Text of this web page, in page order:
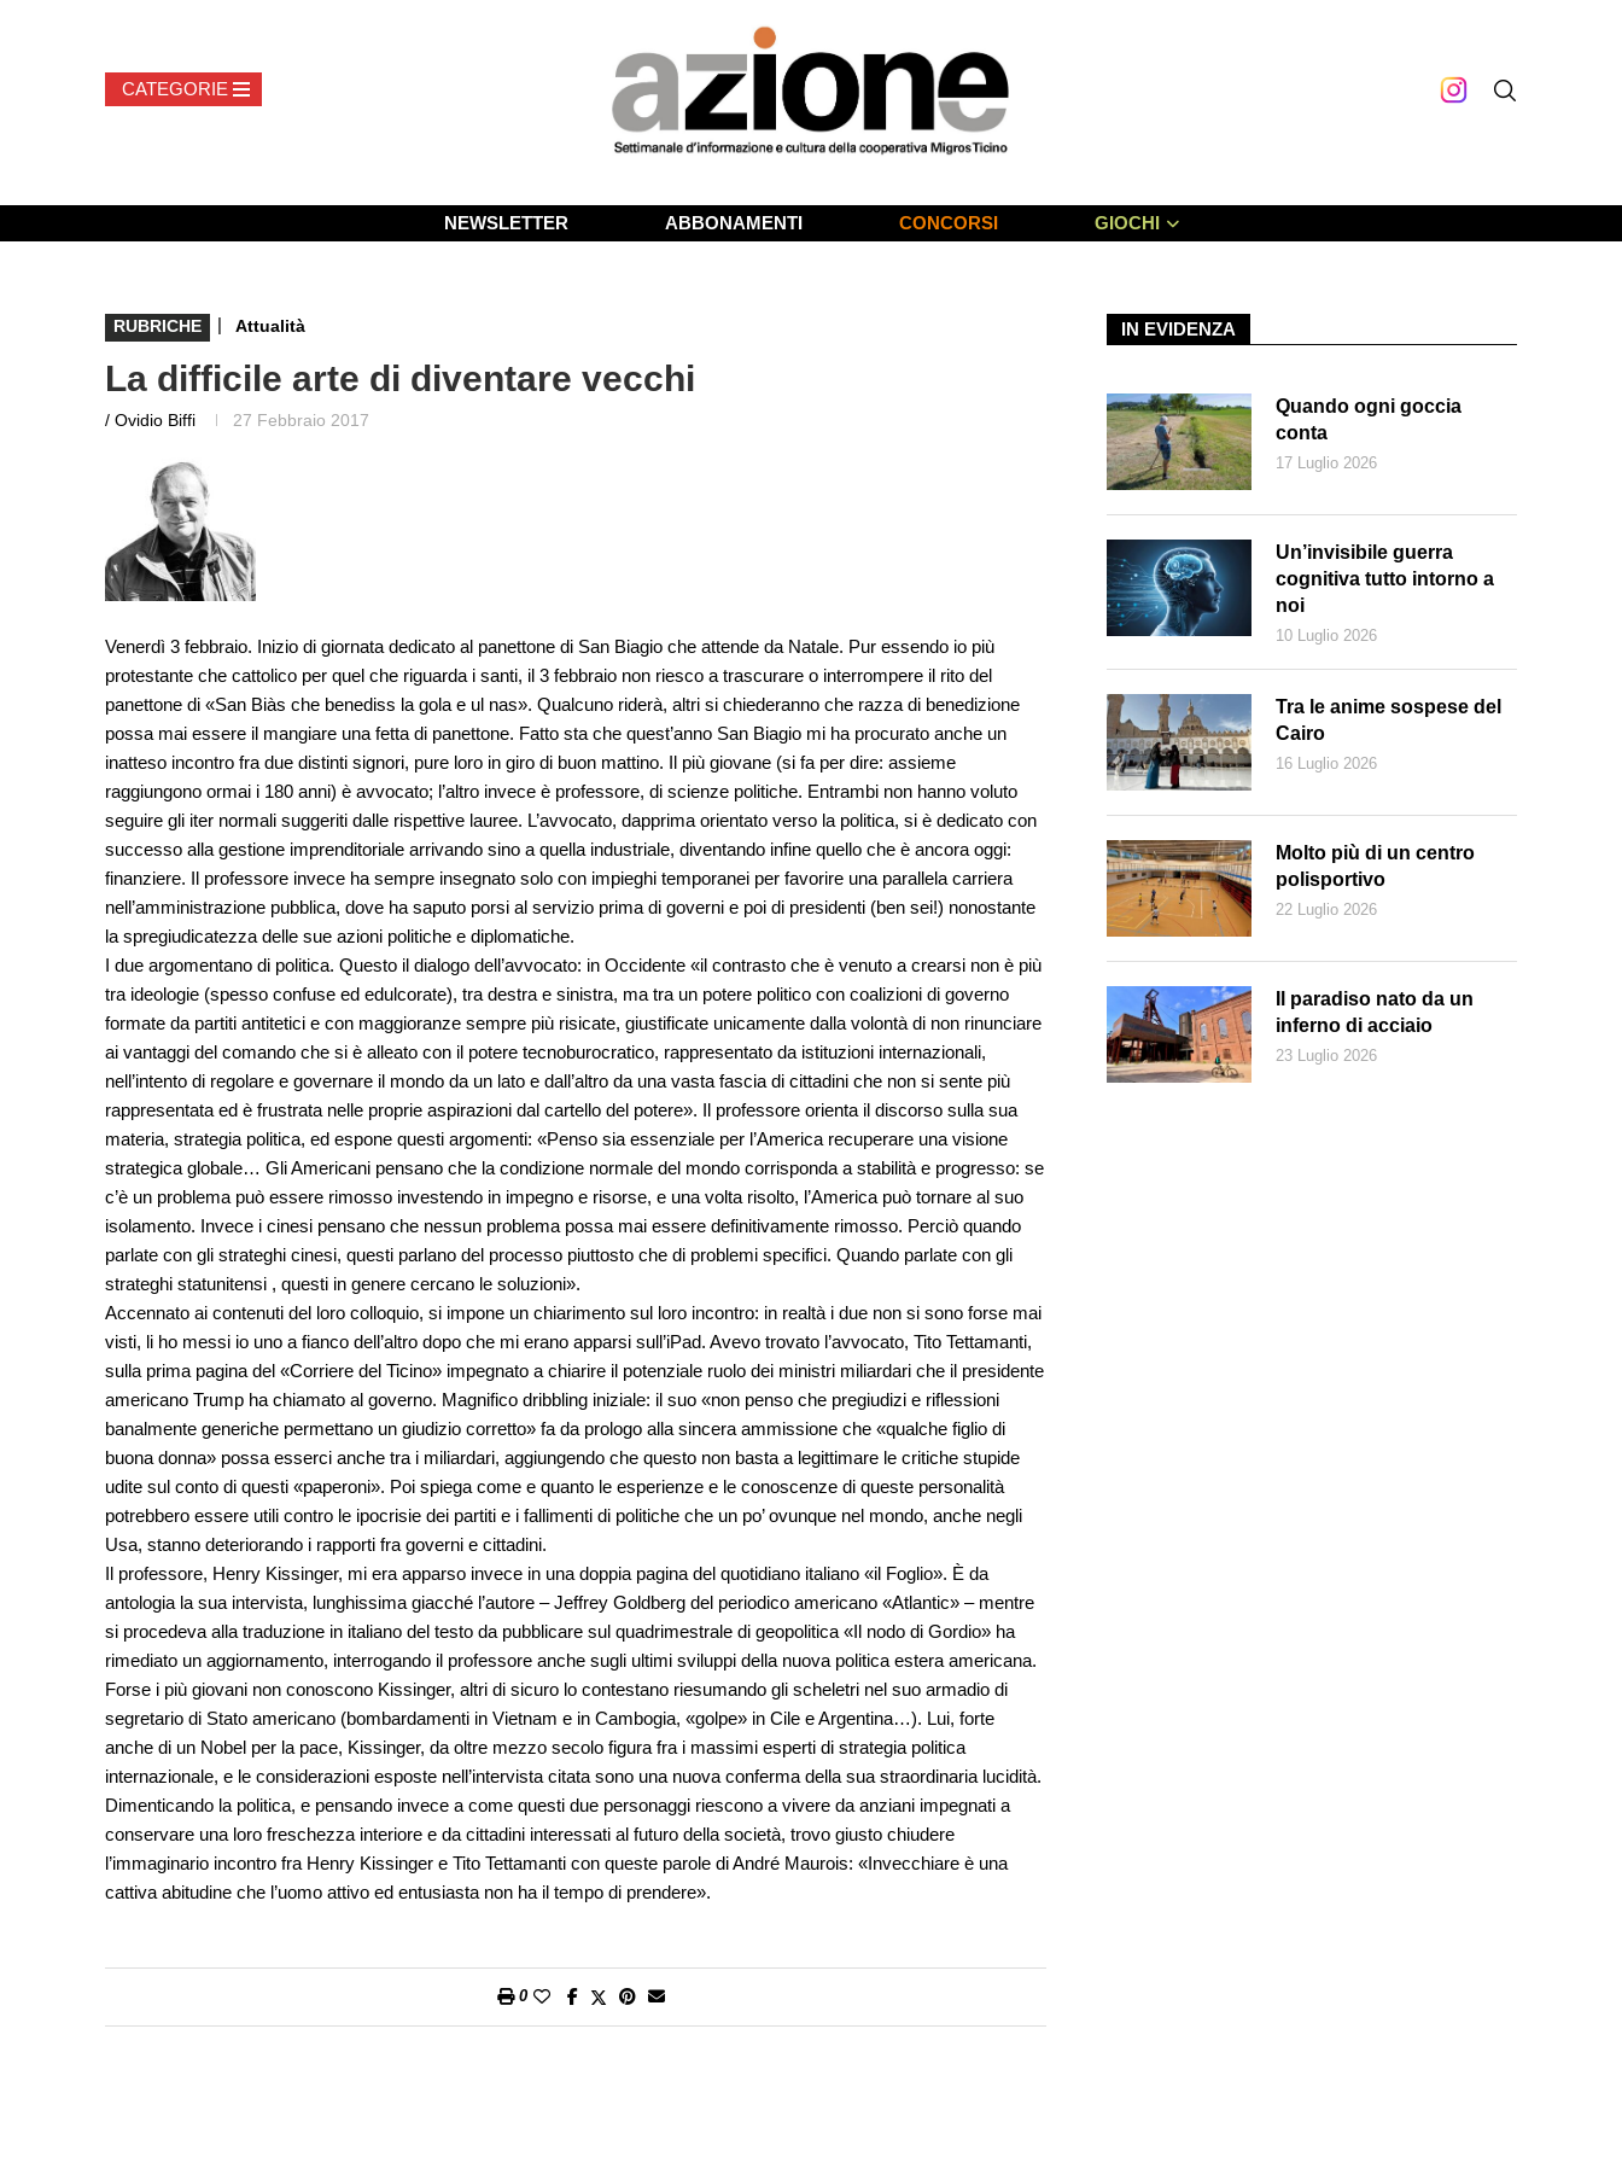
NEWSLETTER ABBONAMENTI CONCORSI GIOCHI
RUBRICHE | Attualità
La difficile arte di diventare vecchi
/ Ovidio Biffi 27 Febbraio 2017
Venerdì 3 febbraio. Inizio di giornata dedicato al panettone di San Biagio che attende da Natale. Pur essendo io più
protestante che cattolico per quel che riguarda i santi, il 3 febbraio non riesco a trascurare o interrompere il rito del
panettone di «San Biàs che benediss la gola e ul nas». Qualcuno riderà, altri si chiederanno che razza di benedizione
possa mai essere il mangiare una fetta di panettone. Fatto sta che quest’anno San Biagio mi ha procurato anche un
inatteso incontro fra due distinti signori, pure loro in giro di buon mattino. Il più giovane (si fa per dire: assieme
raggiungono ormai i 180 anni) è avvocato; l’altro invece è professore, di scienze politiche. Entrambi non hanno voluto
seguire gli iter normali suggeriti dalle rispettive lauree. L’avvocato, dapprima orientato verso la politica, si è dedicato con
successo alla gestione imprenditoriale arrivando sino a quella industriale, diventando infine quello che è ancora oggi:
finanziere. Il professore invece ha sempre insegnato solo con impieghi temporanei per favorire una parallela carriera
nell’amministrazione pubblica, dove ha saputo porsi al servizio prima di governi e poi di presidenti (ben sei!) nonostante
la spregiudicatezza delle sue azioni politiche e diplomatiche.
I due argomentano di politica. Questo il dialogo dell’avvocato: in Occidente «il contrasto che è venuto a crearsi non è più
tra ideologie (spesso confuse ed edulcorate), tra destra e sinistra, ma tra un potere politico con coalizioni di governo
formate da partiti antitetici e con maggioranze sempre più risicate, giustificate unicamente dalla volontà di non rinunciare
ai vantaggi del comando che si è alleato con il potere tecnoburocratico, rappresentato da istituzioni internazionali,
nell’intento di regolare e governare il mondo da un lato e dall’altro da una vasta fascia di cittadini che non si sente più
rappresentata ed è frustrata nelle proprie aspirazioni dal cartello del potere». Il professore orienta il discorso sulla sua
materia, strategia politica, ed espone questi argomenti: «Penso sia essenziale per l’America recuperare una visione
strategica globale… Gli Americani pensano che la condizione normale del mondo corrisponda a stabilità e progresso: se
c’è un problema può essere rimosso investendo in impegno e risorse, e una volta risolto, l’America può tornare al suo
isolamento. Invece i cinesi pensano che nessun problema possa mai essere definitivamente rimosso. Perciò quando
parlate con gli strateghi cinesi, questi parlano del processo piuttosto che di problemi specifici. Quando parlate con gli
strateghi statunitensi , questi in genere cercano le soluzioni».
Accennato ai contenuti del loro colloquio, si impone un chiarimento sul loro incontro: in realtà i due non si sono forse mai
visti, li ho messi io uno a fianco dell’altro dopo che mi erano apparsi sull’iPad. Avevo trovato l’avvocato, Tito Tettamanti,
sulla prima pagina del «Corriere del Ticino» impegnato a chiarire il potenziale ruolo dei ministri miliardari che il presidente
americano Trump ha chiamato al governo. Magnifico dribbling iniziale: il suo «non penso che pregiudizi e riflessioni
banalmente generiche permettano un giudizio corretto» fa da prologo alla sincera ammissione che «qualche figlio di
buona donna» possa esserci anche tra i miliardari, aggiungendo che questo non basta a legittimare le critiche stupide
udite sul conto di questi «paperoni». Poi spiega come e quanto le esperienze e le conoscenze di queste personalità
potrebbero essere utili contro le ipocrisie dei partiti e i fallimenti di politiche che un po’ ovunque nel mondo, anche negli
Usa, stanno deteriorando i rapporti fra governi e cittadini.
Il professore, Henry Kissinger, mi era apparso invece in una doppia pagina del quotidiano italiano «il Foglio». È da
antologia la sua intervista, lunghissima giacché l’autore – Jeffrey Goldberg del periodico americano «Atlantic» – mentre
si procedeva alla traduzione in italiano del testo da pubblicare sul quadrimestrale di geopolitica «Il nodo di Gordio» ha
rimediato un aggiornamento, interrogando il professore anche sugli ultimi sviluppi della nuova politica estera americana.
Forse i più giovani non conoscono Kissinger, altri di sicuro lo contestano riesumando gli scheletri nel suo armadio di
segretario di Stato americano (bombardamenti in Vietnam e in Cambogia, «golpe» in Cile e Argentina…). Lui, forte
anche di un Nobel per la pace, Kissinger, da oltre mezzo secolo figura fra i massimi esperti di strategia politica
internazionale, e le considerazioni esposte nell’intervista citata sono una nuova conferma della sua straordinaria lucidità.
Dimenticando la politica, e pensando invece a come questi due personaggi riescono a vivere da anziani impegnati a
conservare una loro freschezza interiore e da cittadini interessati al futuro della società, trovo giusto chiudere
l’immaginario incontro fra Henry Kissinger e Tito Tettamanti con queste parole di André Maurois: «Invecchiare è una
cattiva abitudine che l’uomo attivo ed entusiasta non ha il tempo di prendere».
0
IN EVIDENZA
Quando ogni goccia
conta
17 Luglio 2026
Un’invisibile guerra
cognitiva tutto intorno a
noi
10 Luglio 2026
Tra le anime sospese del
Cairo
16 Luglio 2026
Molto più di un centro
polisportivo
22 Luglio 2026
Il paradiso nato da un
inferno di acciaio
23 Luglio 2026